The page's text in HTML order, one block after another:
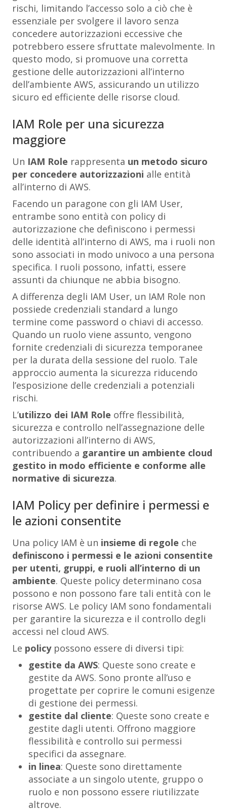
rischi, limitando l’accesso solo a ciò che è
essenziale per svolgere il lavoro senza
concedere autorizzazioni eccessive che
potrebbero essere sfruttate malevolmente. In
questo modo, si promuove una corretta
gestione delle autorizzazioni all’interno
dell’ambiente AWS, assicurando un utilizzo
sicuro ed efficiente delle risorse cloud.
IAM Role per una sicurezza
maggiore
Un IAM Role rappresenta un metodo sicuro
per concedere autorizzazioni alle entità
all’interno di AWS.
Facendo un paragone con gli IAM User,
entrambe sono entità con policy di
autorizzazione che definiscono i permessi
delle identità all’interno di AWS, ma i ruoli non
sono associati in modo univoco a una persona
specifica. I ruoli possono, infatti, essere
assunti da chiunque ne abbia bisogno.
A differenza degli IAM User, un IAM Role non
possiede credenziali standard a lungo
termine come password o chiavi di accesso.
Quando un ruolo viene assunto, vengono
fornite credenziali di sicurezza temporanee
per la durata della sessione del ruolo. Tale
approccio aumenta la sicurezza riducendo
l’esposizione delle credenziali a potenziali
rischi.
L’utilizzo dei IAM Role offre flessibilità,
sicurezza e controllo nell’assegnazione delle
autorizzazioni all’interno di AWS,
contribuendo a garantire un ambiente cloud
gestito in modo efficiente e conforme alle
normative di sicurezza.
IAM Policy per definire i permessi e
le azioni consentite
Una policy IAM è un insieme di regole che
definiscono i permessi e le azioni consentite
per utenti, gruppi, e ruoli all’interno di un
ambiente. Queste policy determinano cosa
possono e non possono fare tali entità con le
risorse AWS. Le policy IAM sono fondamentali
per garantire la sicurezza e il controllo degli
accessi nel cloud AWS.
Le policypossono essere di diversi tipi:
gestite da AWS: Queste sono create e
gestite da AWS. Sono pronte all’uso e
progettate per coprire le comuni esigenze
di gestione dei permessi.
gestite dal cliente: Queste sono create e
gestite dagli utenti. Offrono maggiore
flessibilità e controllo sui permessi
specifici da assegnare.
in linea: Queste sono direttamente
associate a un singolo utente, gruppo o
ruolo e non possono essere riutilizzate
altrove.